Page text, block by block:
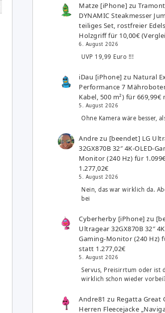
Matze [iPhone] zu
DYNAMIC Steakmesser
teiliges Set, rostfreier
Holzgriff für 10,00€
6. August 2026
UVP 19,99 Euro !!!
iDau [iPhone] zu Natural
Performance 7
Kabel, 500 m²) für 669,99€
5. August 2026
Ohne Kamera wäre besser,
Andre zu [beendet] LG
32GX870B 32″ 4K-OLED-
Monitor (240 Hz) für
1.277,02€
5. August 2026
Nein, das war wirklich da.
bei
Cyberherby [iPhone] zu
Ultragear 32GX870B 32″
Gaming-Monitor (240 Hz)
statt 1.277,02€
5. August 2026
Servus, Preisirrtum oder ist
wirklich schon wieder
Andre81 zu Regatta Great
Herren Fleecejacke